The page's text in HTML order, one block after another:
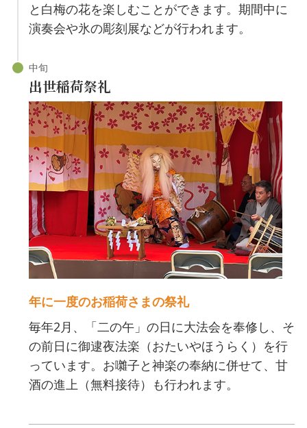
と白梅の花を楽しむことができます。期間中に
演奏会や氷の彫刻展などが行われます。
出世稲荷祭礼
年に一度のお稲荷さまの祭礼
毎年2月、「二の午」の日に大法会を奉修し、そ
の前日に御逮夜法楽（おたいやほうらく）を行
っています。お囃子と神楽の奉納に併せて、甘
酒の進上（無料接待）も行われます。